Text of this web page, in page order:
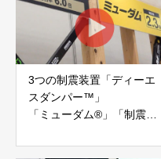
3つの制震装置「ディーエ
スダンパー™」
「ミューダム®」「制震テ
アイディールブレーン株式